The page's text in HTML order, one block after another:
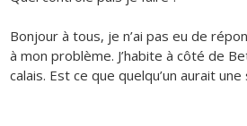
Bonjour à tous, je n’ai pas eu de
à mon problème. J’habite à côté de
calais. Est ce que quelqu’un aurait